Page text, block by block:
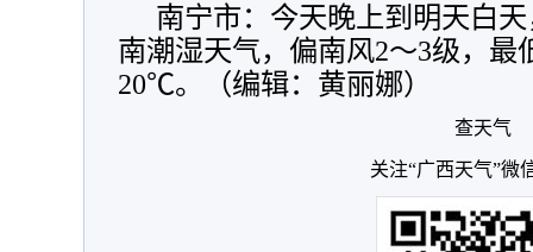
南宁市：今天晚上到明天白
南潮湿天气，偏南风2～3级，
20℃。（编辑：黄丽娜）
查天气
关注“广西天气”微